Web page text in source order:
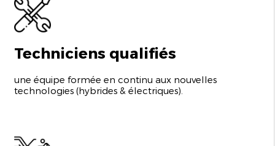
Techniciens qualifiés
une équipe formée en continu aux nouvelles
technologies (hybrides & électriques).